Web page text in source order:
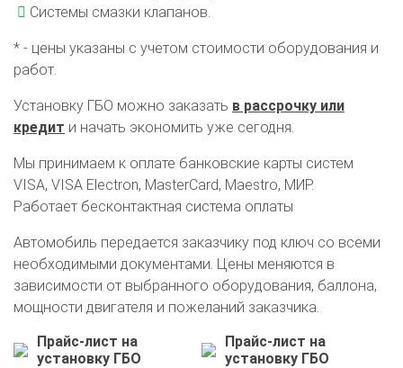
Системы смазки клапанов.
* - цены указаны с учетом стоимости оборудования и
работ.
Установку ГБО можно заказать в рассрочку или
кредит и начать экономить уже сегодня.
Мы принимаем к оплате банковские карты систем
VISA, VISA Electron, MasterCard, Maestro, МИР.
Работает бесконтактная система оплаты
Автомобиль передается заказчику под ключ со всеми
необходимыми документами. Цены меняются в
зависимости от выбранного оборудования, баллона,
мощности двигателя и пожеланий заказчика.
Прайс-лист на
установку ГБО
Прайс-лист на
установку ГБО